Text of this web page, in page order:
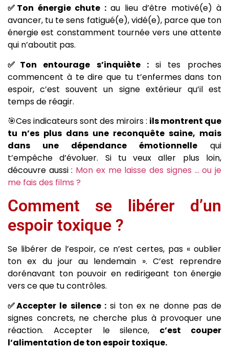
✅Ton énergie chute :au lieu d’être motivé(e) à
avancer, tu te sens fatigué(e), vidé(e), parce que ton
énergie est constamment tournée vers une attente
qui n’aboutit pas.
✅Ton entourage s’inquiète : si tes proches
commencent à te dire que tu t’enfermes dans ton
espoir, c’est souvent un signe extérieur qu’il est
temps de réagir.
🎯Ces indicateurs sont des miroirs : ils montrent que
tu n’es plus dans une reconquête saine, mais
dans une dépendance émotionnelle qui
t’empêche d’évoluer. Si tu veux aller plus loin,
découvre aussi : Mon ex me laisse des signes … ou je
me fais des films ?
Comment se libérer d’un
espoir toxique ?
Se libérer de l’espoir, ce n’est certes, pas « oublier
ton ex du jour au lendemain ». C’est reprendre
dorénavant ton pouvoir en redirigeant ton énergie
vers ce que tu contrôles.
✅Accepter le silence :si ton ex ne donne pas de
signes concrets, ne cherche plus à provoquer une
réaction. Accepter le silence, c’est couper
l’alimentation de ton espoir toxique.